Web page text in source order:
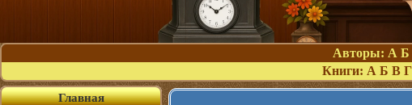
Авторы: А Б
Книги: А Б В Г
Главная